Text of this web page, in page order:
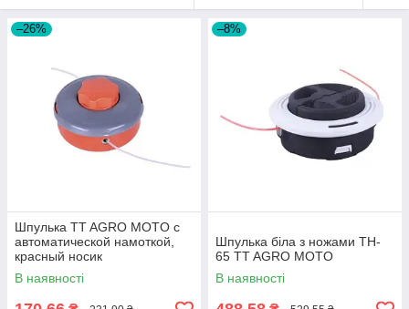
–26%
Шпулька TT AGRO MOTO с
автоматической намоткой,
красный носик
В наявності
–8%
Шпулька біла з ножами TH-
65 TT AGRO MOTO
В наявності